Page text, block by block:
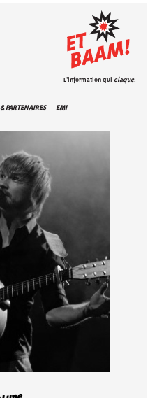
PARTENAIRES EMI
L'information qui claque.